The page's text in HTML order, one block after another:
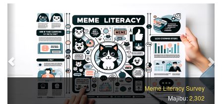
Meme Literacy Survey
Majibu:2,302
Iliyotangulia